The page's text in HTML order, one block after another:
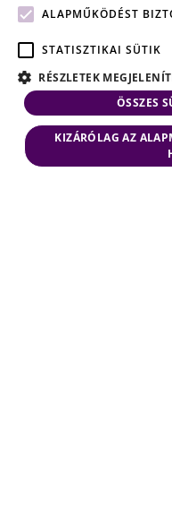
ALAPMŰKÖDÉST
STATISZTIKAI SÜTIK
RÉSZLETEK
ÖSSZES
KIZÁRÓLAG AZ